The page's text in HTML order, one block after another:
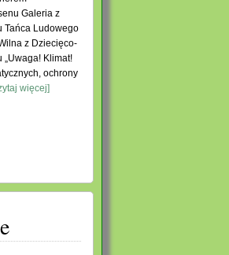
Galeria z
Tańca Ludowego
z Dziecięco-
„Uwaga! Klimat!
ochrony
więcej]